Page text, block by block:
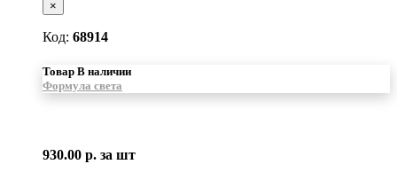
×
Код: 68914
Товар В наличии
Формула света
930.00 р. за шт